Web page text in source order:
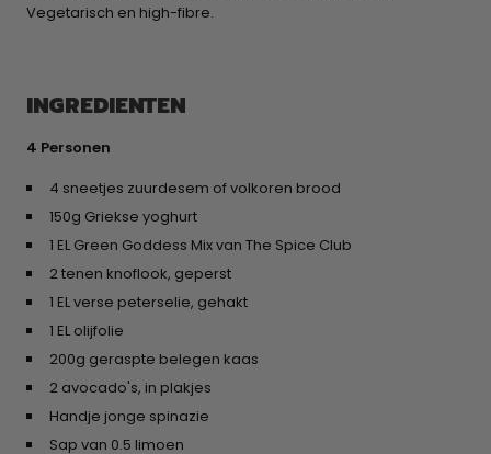
Vegetarisch en high-fibre.
INGREDIENTEN
4 Personen
4 sneetjes zuurdesem of volkoren brood
150g Griekse yoghurt
1 EL Green Goddess Mix van The Spice Club
2 tenen knoflook, geperst
1 EL verse peterselie, gehakt
1 EL olijfolie
200g geraspte belegen kaas
2 avocado's, in plakjes
Handje jonge spinazie
Sap van 0.5 limoen